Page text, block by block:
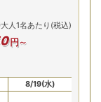
の塩化物泉。畳
城崎有数の広さ
人1名あたり(税込)
円～
8/19(水)